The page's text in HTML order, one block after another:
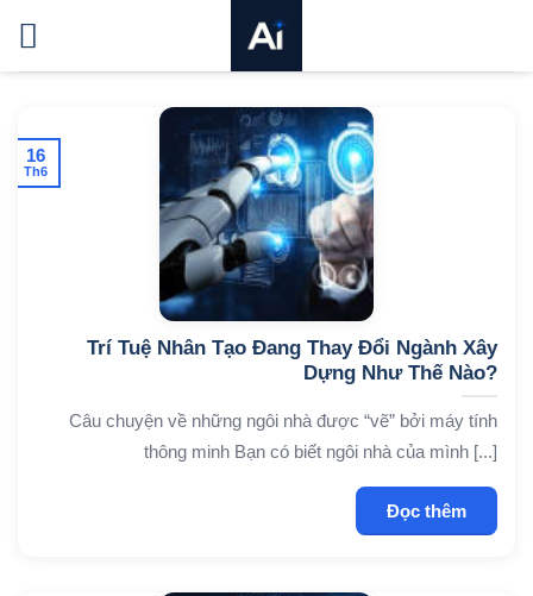
qua
nội
Trí Tuệ Nhân Tạo Đang Thay Đổi Ngành Xây
Dựng Như Thế Nào?
Câu chuyện về những ngôi nhà được “vẽ” bởi máy tính
thông minh Bạn có biết ngôi nhà của mình [...]
Đọc thêm
16
Th6